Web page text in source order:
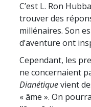
C’est L. Ron
trouver des
millénaires. Son
d’aventure ont
Cependant, les
ne concernaient
Dianétiquevient
« âme ». On